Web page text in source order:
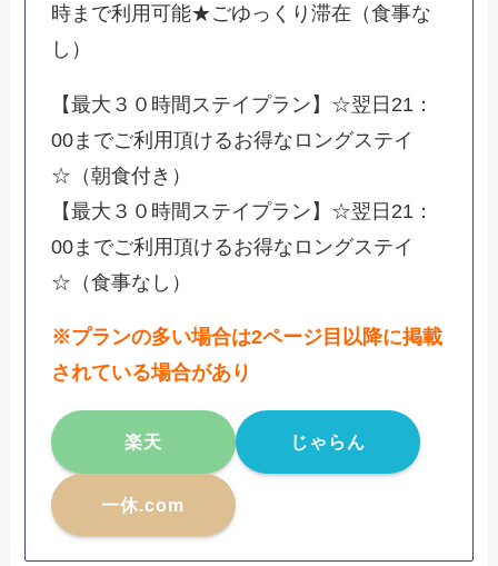
時まで利用可能★ごゆっくり滞在（食事な
し）
【最大３０時間ステイプラン】☆翌日21：
00までご利用頂けるお得なロングステイ
☆（朝食付き）
【最大３０時間ステイプラン】☆翌日21：
00までご利用頂けるお得なロングステイ
☆（食事なし）
※プランの多い場合は2ページ目以降に掲載
されている場合があり
楽天 じゃらん
一休.com